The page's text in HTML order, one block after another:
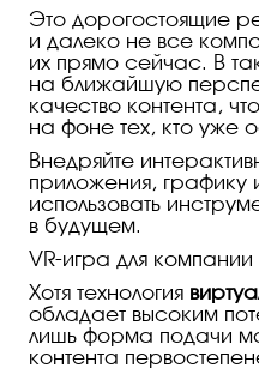
Это дорогостоящие
и далеко не все
их прямо сейчас. В
на ближайшую
качество контента,
на фоне тех, кто уже
Внедряйте
приложения, графику
использовать
в будущем.
VR-игра для компании
Хотя технология
обладает высоким
лишь форма подачи
контента